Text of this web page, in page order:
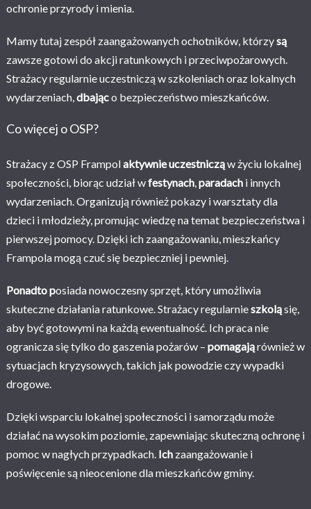
ochronie przyrody i mienia.
Mamy tutaj zespół zaangażowanych ochotników, którzysą
zawsze gotowi do akcji ratunkowych i przeciwpożarowych.
Strażacy regularnie uczestniczą w szkoleniach oraz lokalnych
wydarzeniach,dbająco bezpieczeństwo mieszkańców.
Co więcej o OSP?
Strażacy z OSP Frampolaktywnie uczestnicząw życiu lokalnej
społeczności, biorąc udział wfestynach,paradachi innych
wydarzeniach. Organizują również pokazy i warsztaty dla
dzieci i młodzieży, promując wiedzę na temat bezpieczeństwa i
pierwszej pomocy. Dzięki ich zaangażowaniu, mieszkańcy
Frampola mogą czuć się bezpieczniej i pewniej.
Ponadto posiada nowoczesny sprzęt, który umożliwia
skuteczne działania ratunkowe. Strażacy regularnieszkoląsię,
aby być gotowymi na każdą ewentualność. Ich praca nie
ogranicza się tylko do gaszenia pożarów – pomagająrównież w
sytuacjach kryzysowych, takich jak powodzie czy wypadki
drogowe.
Dzięki wsparciu lokalnej społeczności i samorządu może
działać na wysokim poziomie, zapewniając skuteczną ochronę i
pomoc w nagłych przypadkach. Ichzaangażowanie i
poświęcenie są nieocenione dla mieszkańców gminy.